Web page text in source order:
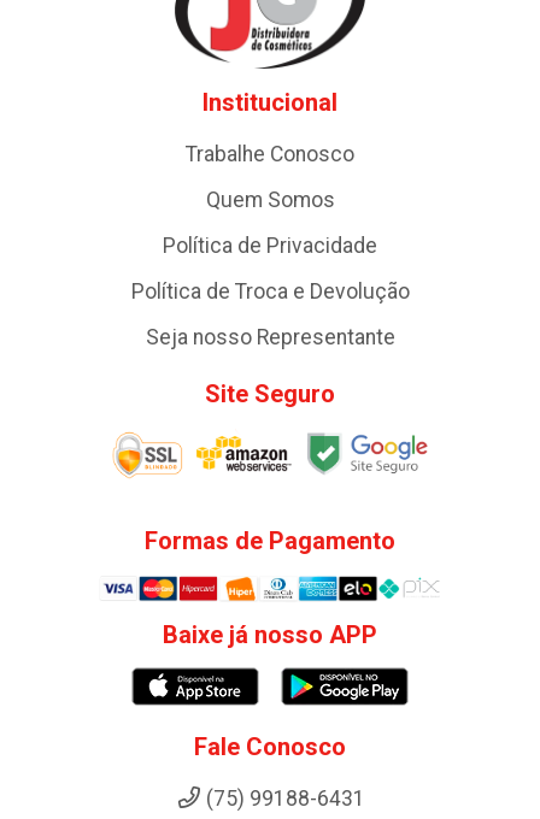
Institucional
Trabalhe Conosco
Quem Somos
Política de Privacidade
Política de Troca e Devolução
Seja nosso Representante
Site Seguro
Formas de Pagamento
Baixe já nosso APP
Fale Conosco
(75) 99188-6431